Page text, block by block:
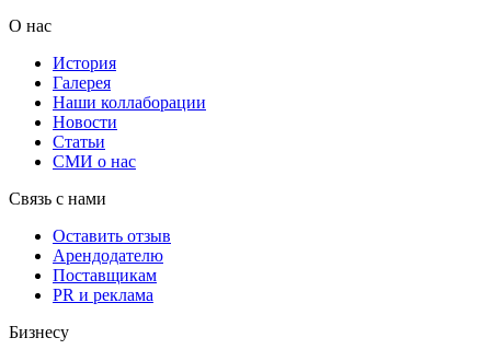
О нас
История
Галерея
Наши коллаборации
Новости
Статьи
СМИ о нас
Связь с нами
Оставить отзыв
Арендодателю
Поставщикам
PR и реклама
Бизнесу